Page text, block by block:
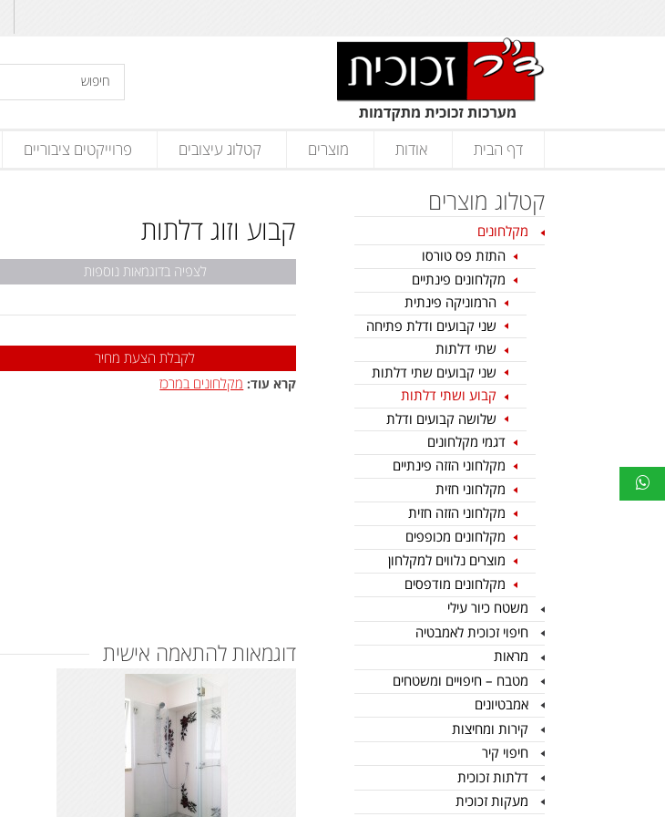
דף הבית אודות מוצרים קטלוג עיצובים פרוייקטים ציבוריים
קטלוג מוצרים
מקלחונים
התזת פס טורסו
מקלחונים פינתיים
הרמוניקה פינתית
שני קבועים ודלת פתיחה
שתי דלתות
שני קבועים שתי דלתות
קבוע ושתי דלתות
שלושה קבועים ודלת
דגמי מקלחונים
מקלחוני הזזה פינתיים
מקלחוני חזית
מקלחוני הזזה חזית
מקלחונים מכופפים
מוצרים נלווים למקלחון
מקלחונים מודפסים
משטח כיור עילי
חיפוי זכוכית לאמבטיה
מראות
מטבח – חיפויים ומשטחים
אמבטיונים
קירות ומחיצות
חיפוי קיר
דלתות זכוכית
מעקות זכוכית
קבוע וזוג דלתות
לצפיה בדוגמאות נוספות
לקבלת הצעת מחיר
קרא עוד: מקלחונים במרכז
דוגמאות להתאמה אישית